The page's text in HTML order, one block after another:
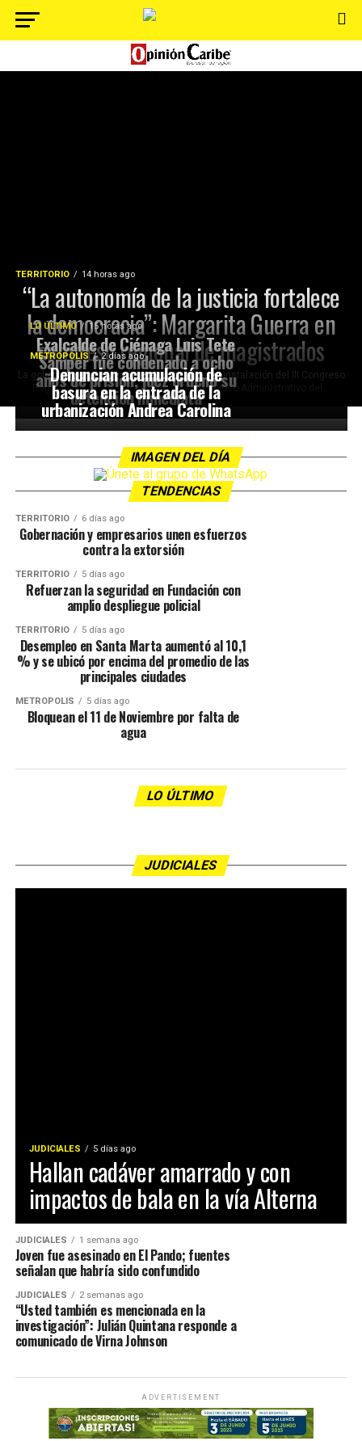
TERRITORIO 14 horas ago
“La autonomía de la justicia fortalece
la democracia”: Margarita Guerra en
congreso regional de magistrados
La gobernadora del Magdalena participó en la instalación del III Congreso
Regional de la Jurisdicción de lo Contencioso Administrativo del...
LO ÚLTIMO 15 horas ago
Exalcalde de Ciénaga Luis Tete
Samper fue condenado a ocho
años de prisión; juez ordenó su
detención inmediata
METRÓPOLIS 2 días ago
Denuncian acumulación de
basura en la entrada de la
urbanización Andrea Carolina
IMAGEN DEL DÍA
TENDENCIAS
TERRITORIO 6 días ago
Gobernación y empresarios unen esfuerzos
contra la extorsión
TERRITORIO 5 días ago
Refuerzan la seguridad en Fundación con
amplio despliegue policial
TERRITORIO 5 días ago
Desempleo en Santa Marta aumentó al 10,1
% y se ubicó por encima del promedio de las
principales ciudades
METRÓPOLIS 5 días ago
Bloquean el 11 de Noviembre por falta de
agua
LO ÚLTIMO
JUDICIALES
JUDICIALES 5 días ago
Hallan cadáver amarrado y con
impactos de bala en la vía Alterna
JUDICIALES 1 semana ago
Joven fue asesinado en El Pando; fuentes
señalan que habría sido confundido
JUDICIALES 2 semanas ago
“Usted también es mencionada en la
investigación”: Julián Quintana responde a
comunicado de Virna Johnson
ADVERTISEMENT